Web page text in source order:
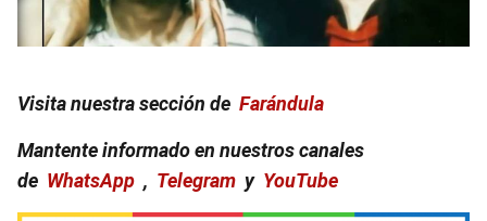
Visita nuestra sección de Farándula
Mantente informado en nuestros canales
de WhatsApp , Telegram y YouTube